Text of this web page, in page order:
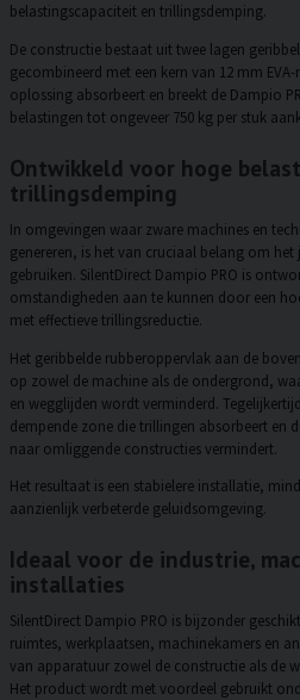
belastingscapaciteit en trillingsdemping.
De constructie bestaat uit twee lagen
gecombineerd met een kern van 12 mm
oplossing absorbeert en breekt de Dampio
belastingen tot ongeveer 750 kg per stuk
Ontwikkeld voor hoge
trillingsdemping
In omgevingen waar zware machines en
genereren, is het van cruciaal belang om
gebruiken. SilentDirect Dampio PRO is
omstandigheden aan te kunnen door een
met effectieve trillingsreductie.
Het geribbelde rubberoppervlak aan de
op zowel de machine als de ondergrond,
en wegglijden wordt verminderd.
dempende zone die trillingen absorbeert en
naar omliggende constructies vermindert.
Het resultaat is een stabielere installatie,
aanzienlijk verbeterde geluidsomgeving.
Ideaal voor de industrie,
installaties
SilentDirect Dampio PRO is bijzonder
ruimtes, werkplaatsen, machinekamers en
van apparatuur zowel de constructie als de
Het product wordt met voordeel gebruikt